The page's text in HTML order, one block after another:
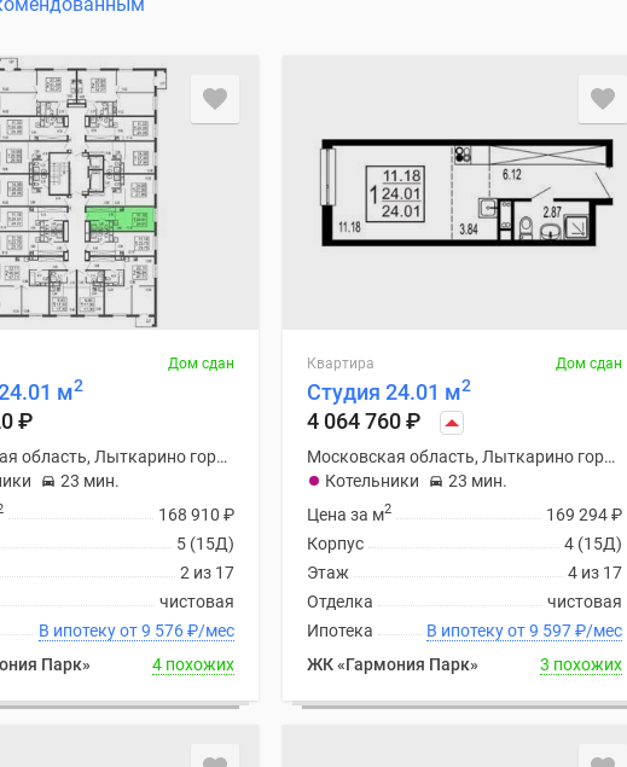
Дом сдан
м2
₽
Московская область, Лыткарино городской округ
23 мин.
168 910 ₽
5 (15Д)
2 из 17
чистовая
В ипотеку от 9 576₽/мес
Парк»
4 похожих
Квартира Дом сдан
Студия 24.01 м2
4 064 760₽
Московская область, Лыткарино городской округ
Котельники
23 мин.
169 294₽
Цена за м2
4 (15Д)
Корпус
4 из 17
Этаж
чистовая
Отделка
В ипотеку от 9 597₽/мес
Ипотека
ЖК «Гармония Парк»
3 похожих